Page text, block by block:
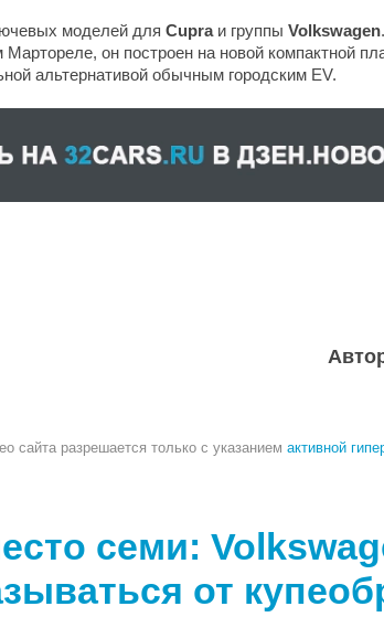
моделей для Cupraи группы Volkswagen
Мартореле, он построен на новой компактной
альтернативой обычным городским EV.
сайта разрешается только с указанием активной
семи:
от